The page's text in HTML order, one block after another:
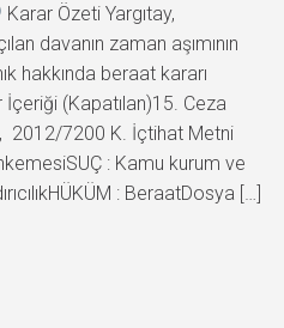
Karar Özeti Yargıtay,
davanın zaman aşımının
hakkında beraat kararı
İçeriği (Kapatılan)15. Ceza
7200 K. İçtihat Metni
: Kamu kurum ve
: BeraatDosya […]